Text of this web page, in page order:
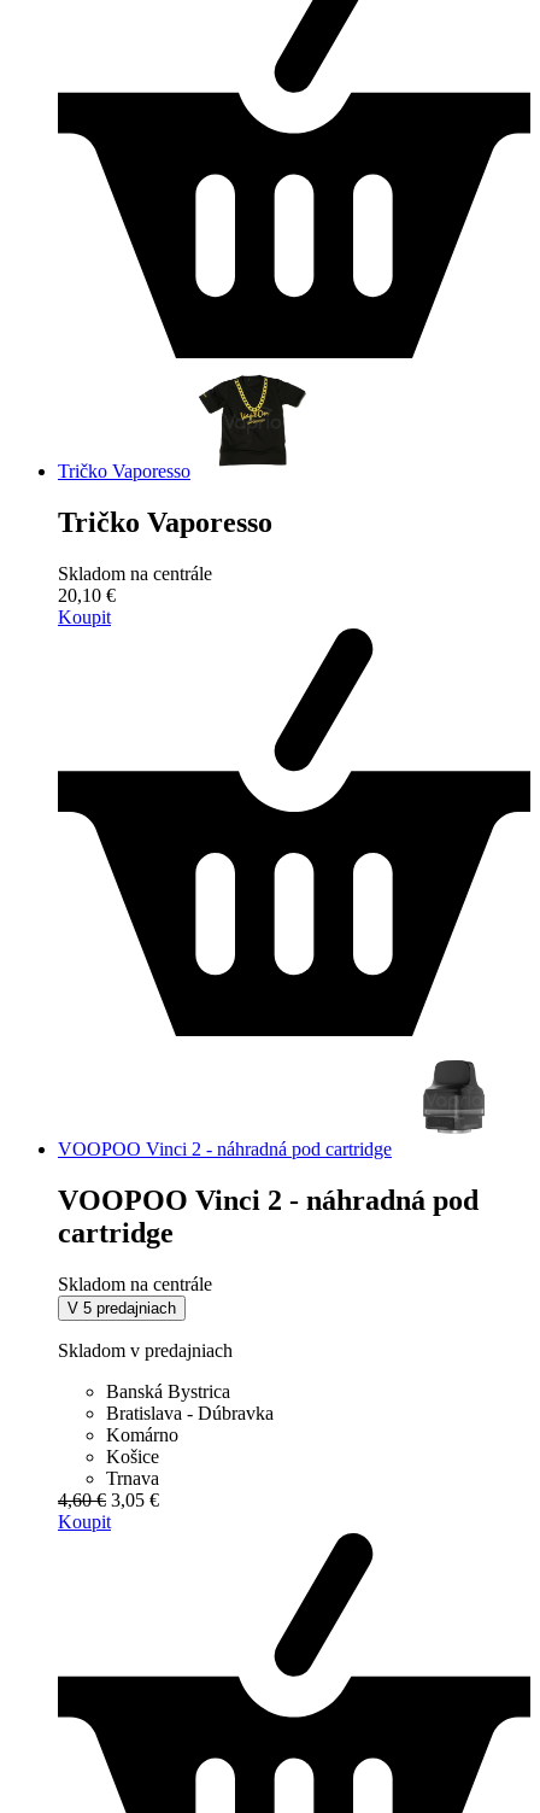
Tričko Vaporesso
Tričko Vaporesso
Skladom na centrále
20,10 €
Koupit
VOOPOO Vinci 2 - náhradná pod cartridge
VOOPOO Vinci 2 - náhradná pod
cartridge
Skladom na centrále
V 5 predajniach
Skladom v predajniach
Banská Bystrica
Bratislava - Dúbravka
Komárno
Košice
Trnava
4,60 € 3,05 €
Koupit